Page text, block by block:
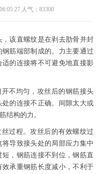
人气：83300
该直螺纹是在剥去肋骨并封
筋端部制成的。力主要通过
的连接将不可避免地直接影
不均匀，攻丝后的钢筋接头
的连接不正确。间隙太大或
结构的力。
过程。攻丝后的有效螺纹过
导致接头处的局部应力集中
，钢筋连接不到位，钢筋直
承重钢筋长度减小，不利于